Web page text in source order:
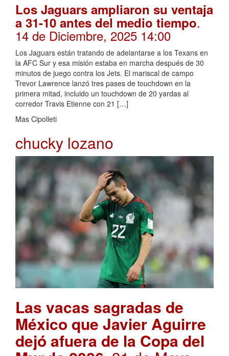
Los Jaguars ampliaron su ventaja
a 31-10 antes del medio tiempo.
14 de Diciembre, 2025 14:00
Los Jaguars están tratando de adelantarse a los Texans en
la AFC Sur y esa misión estaba en marcha después de 30
minutos de juego contra los Jets. El mariscal de campo
Trevor Lawrence lanzó tres pases de touchdown en la
primera mitad, incluido un touchdown de 20 yardas al
corredor Travis Etienne con 21 […]
Mas Cipolleti
chucky lozano
Las vacas sagradas de
México que Javier Aguirre
dejó afuera de la Copa del